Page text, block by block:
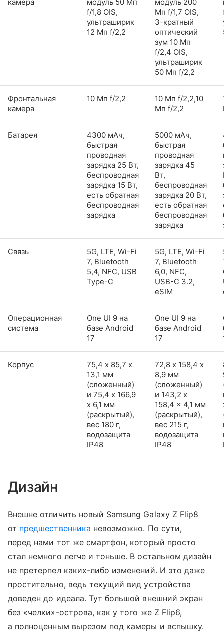
камера
модуль 50 Мп
f/1,8 OIS,
ультраширик
12 Мп f/2,2
модуль 200
Мп f/1,7 OIS,
3-кратный
оптический
зум 10 Мп
f/2,4 OIS,
ультраширик
50 Мп f/2,2
Фронтальная
камера
10 Мп f/2,2
10 Мп f/2,2,10
Мп f/2,2
Батарея
4300 мАч,
быстрая
проводная
зарядка 25 Вт,
беспроводная
зарядка 15 Вт,
есть обратная
беспроводная
зарядка
5000 мАч,
быстрая
проводная
зарядка 45
Вт,
беспроводная
зарядка 20 Вт,
есть обратная
беспроводная
зарядка
Связь
5G, LTE, Wi-Fi
7, Bluetooth
5,4, NFC, USB
Type-C
5G, LTE, Wi-Fi
7, Bluetooth
6,0, NFC,
USB-C 3.2,
eSIM
Операционная
система
One UI 9 на
базе Android
17
One UI 9 на
базе Android
17
Корпус
75,4 х 85,7 х
13,1 мм
(сложенный)
и 75,4 x 166,9
x 6,1 мм
(раскрытый),
вес 180 г,
водозащита
IP48
72,8 х 158,4 х
8,9 мм
(сложенный)
и 143,2 x
158,4 x 4,1 мм
(раскрытый),
вес 215 г,
водозащита
IP48
Дизайн
Внешне отличить новый Samsung Galaxy Z Flip8
от предшественника невозможно. По сути,
перед нами тот же смартфон, который просто
стал немного легче и тоньше. В остальном дизайн
не претерпел каких-либо изменений. И это даже
простительно, ведь текущий вид устройства
доведен до идеала. Тут большой внешний экран
без «челки»-острова, как у того же Z Flip6,
а полноценным вырезом под камеры и вспышку.